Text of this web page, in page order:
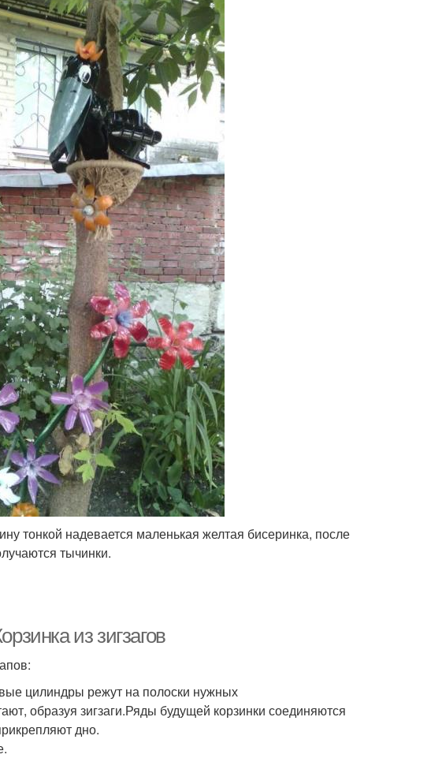
тонкой надевается маленькая желтая бисеринка, после
тычинки.
из зигзагов
цилиндры режут на полоски нужных
образуя зигзаги.Ряды будущей корзинки соединяются
дно.